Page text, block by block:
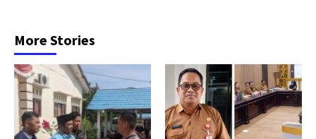
More Stories